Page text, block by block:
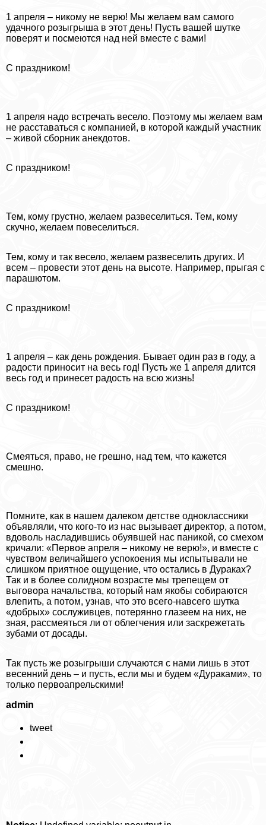
1 апреля – никому не верю! Мы желаем вам самого
удачного розыгрыша в этот день! Пусть вашей шутке
поверят и посмеются над ней вместе с вами!
С праздником!
1 апреля надо встречать весело. Поэтому мы желаем вам
не расставаться с компанией, в которой каждый участник
– живой сборник анекдотов.
С праздником!
Тем, кому грустно, желаем развеселиться. Тем, кому
скучно, желаем повеселиться.
Тем, кому и так весело, желаем развеселить других. И
всем – провести этот день на высоте. Например, прыгая с
парашютом.
С праздником!
1 апреля – как день рождения. Бывает один раз в году, а
радости приносит на весь год! Пусть же 1 апреля длится
весь год и принесет радость на всю жизнь!
С праздником!
Смеяться, право, не грешно, над тем, что кажется
смешно.
Помните, как в нашем далеком детстве одноклассники
объявляли, что кого-то из нас вызывает директор, а потом,
вдоволь насладившись обуявшей нас паникой, со смехом
кричали: «Первое апреля – никому не верю!», и вместе с
чувством величайшего успокоения мы испытывали не
слишком приятное ощущение, что остались в Дypaках?
Так и в более солидном возрасте мы трепещем от
выговора начальства, который нам якобы собираются
влепить, а потом, узнав, что это всего-навсего шутка
«добрых» сослуживцев, потерянно глазеем на них, не
зная, рассмеяться ли от облегчения или заскрежетать
зубами от досады.
Так пусть же розыгрыши случаются с нами лишь в этот
весенний день – и пусть, если мы и будем «Дypaками», то
только первоапрельскими!
admin
tweet